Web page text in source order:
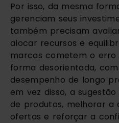
Por isso, da mesma
gerenciam seus
também precisam
alocar recursos e
marcas cometem o
forma desorientada,
desempenho de longo
em vez disso, a
de produtos, melhorar a
ofertas e reforçar a